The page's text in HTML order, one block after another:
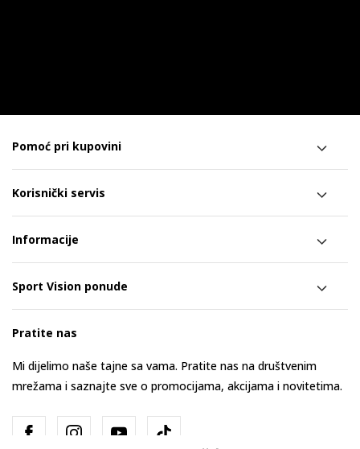
Pomoć pri kupovini
Korisnički servis
Informacije
Sport Vision ponude
Pratite nas
Mi dijelimo naše tajne sa vama. Pratite nas na društvenim
mrežama i saznajte sve o promocijama, akcijama i novitetima.